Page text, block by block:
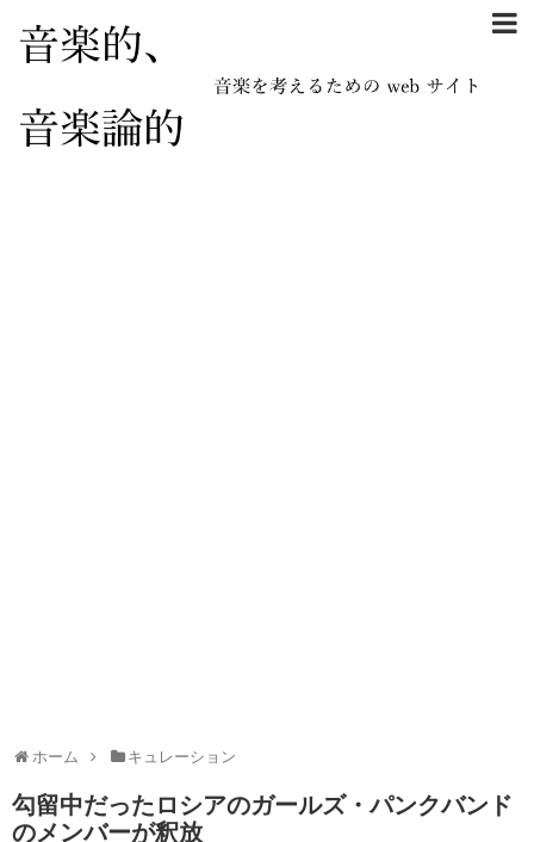
ホーム キュレーション
勾留中だったロシアのガールズ・パンクバンド
のメンバーが釈放